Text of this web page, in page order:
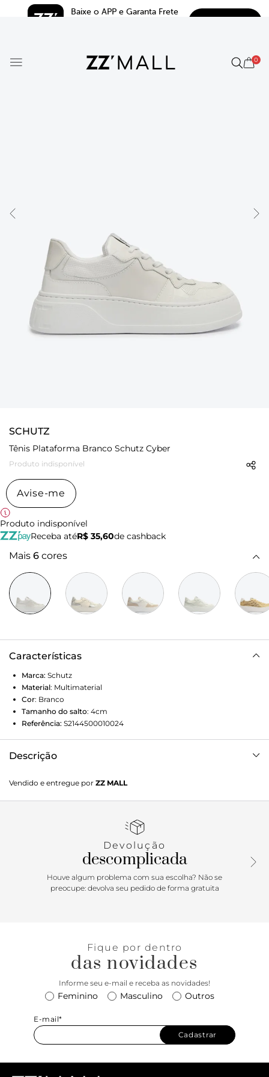
Baixe o APP e Garanta Frete
0
SCHUTZ
Tênis Plataforma Branco Schutz Cyber
Produto indisponível
Avise-me
Produto indisponível
Receba atéR$ 35,60de cashback
Mais 6 cores
Características
Marca: Schutz
Material: Multimaterial
Cor: Branco
Tamanho do salto: 4cm
Referência: S2144500010024
Descrição
casuais desse tênis feminino. No melhor mood "básico com
estilo", esse tênis branco de couro traz conforto, facilidade
Vendido e entregue por ZZ MALL
Devolução
descomplicada
Houve algum problema com sua escolha? Não se
preocupe: devolva seu pedido de forma gratuita
Fique por dentro
das novidades
Informe seu e-mail e receba as novidades!
Feminino Masculino Outros
E-mail*
Cadastrar